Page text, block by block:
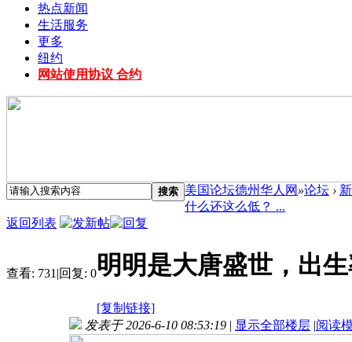
热点新闻
生活服务
更多
纽约
网站使用协议 合约
搜索 美国论坛德州华人网 »论坛 ›
什么还这么低？ ...
返回列表
查看: 731 |回复: 0明明是大唐盛世，出
[复制链接]
发表于 2026-6-10 08:53:19 | 显示全部楼层 |阅读